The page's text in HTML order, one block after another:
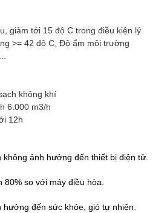
giảm tới 15 độ C trong điều kiện lý
>= 42 độ C, Độ ẩm môi trường
không khí
6.000 m3/h
12h
ảnh hưởng đến thiết bị điện tử.
so với máy điều hòa.
đến sức khỏe, gió tự nhiên.